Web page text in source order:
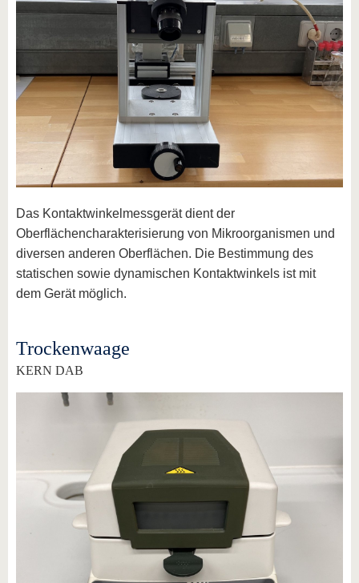
Das Kontaktwinkelmessgerät dient der
Oberflächencharakterisierung von Mikroorganismen und
diversen anderen Oberflächen. Die Bestimmung des
statischen sowie dynamischen Kontaktwinkels ist mit
dem Gerät möglich.
Trockenwaage
KERN DAB